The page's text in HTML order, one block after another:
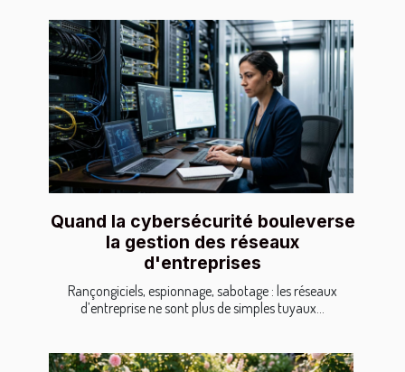
Quand la cybersécurité bouleverse
la gestion des réseaux
d'entreprises
Rançongiciels, espionnage, sabotage : les réseaux
d’entreprise ne sont plus de simples tuyaux...